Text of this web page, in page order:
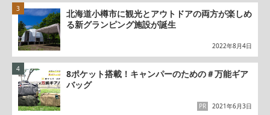
北海道小樽市に観光とアウトドアの両方が楽しめ
る新グランピング施設が誕生
2022年8月4日
8ポケット搭載！キャンパーのための＃万能ギア
バッグ
2021年6月3日
PR